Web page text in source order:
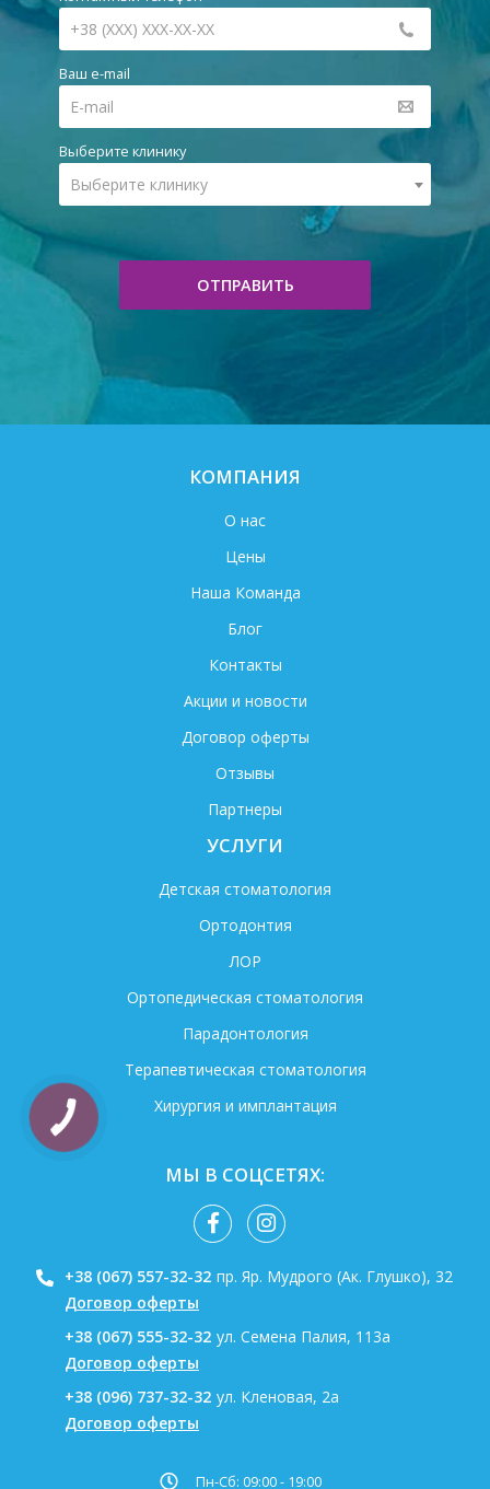
Ваш e-mail
Выберите клинику
Выберите клинику
ОТПРАВИТЬ
КОМПАНИЯ
О нас
Цены
Наша Команда
Блог
Контакты
Акции и новости
Договор оферты
Отзывы
Партнеры
УСЛУГИ
Детская стоматология
Ортодонтия
ЛОР
Ортопедическая стоматология
Парадонтология
Терапевтическая стоматология
Хирургия и имплантация
МЫ В СОЦСЕТЯХ:
+38 (067) 557-32-32 пр. Яр. Мудрого (Ак. Глушко), 32
Договор оферты
+38 (067) 555-32-32 ул. Семена Палия, 113а
Договор оферты
+38 (096) 737-32-32 ул. Кленовая, 2а
Договор оферты
Пн-Сб: 09:00 - 19:00